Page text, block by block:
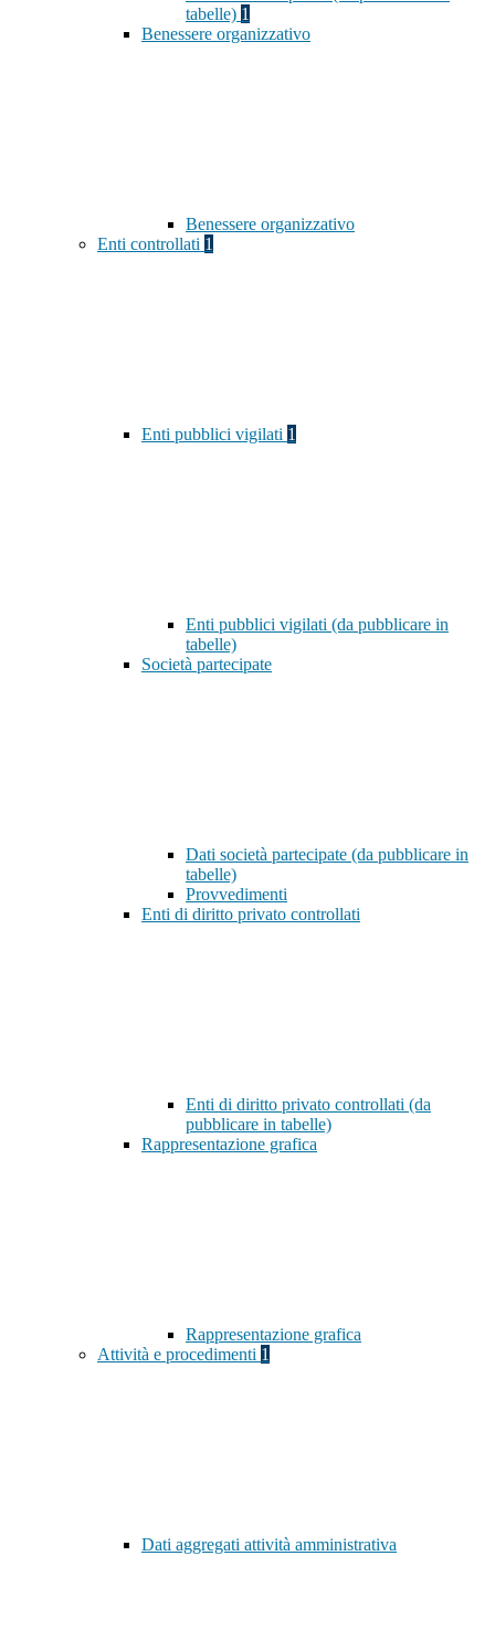
tabelle) 1
Benessere organizzativo
Benessere organizzativo
Enti controllati 1
Enti pubblici vigilati 1
Enti pubblici vigilati (da pubblicare in
tabelle)
Società partecipate
Dati società partecipate (da pubblicare in
tabelle)
Provvedimenti
Enti di diritto privato controllati
Enti di diritto privato controllati (da
pubblicare in tabelle)
Rappresentazione grafica
Rappresentazione grafica
Attività e procedimenti 1
Dati aggregati attività amministrativa